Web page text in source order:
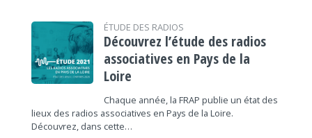
ÉTUDE DES RADIOS
Découvrez l’étude des radios
associatives en Pays de la
Loire
Chaque année, la FRAP publie un état des
lieux des radios associatives en Pays de la Loire.
Découvrez, dans cette…